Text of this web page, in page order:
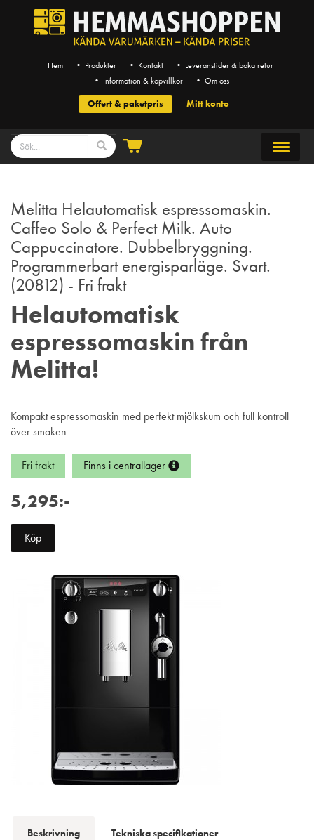
Hem • Produkter • Kontakt
• Leveranstider & boka retur
• Information & köpvillkor
• Om oss
Offert & paketpris Mitt konto
Melitta Helautomatisk espressomaskin.
Caffeo Solo & Perfect Milk. Auto
Cappuccinatore. Dubbelbryggning.
Programmerbart energisparläge. Svart.
(20812) - Fri frakt
Helautomatisk
espressomaskin från
Melitta!
Kompakt espressomaskin med perfekt mjölkskum och full kontroll
över smaken
Fri frakt Finns i centrallager
5,295:-
Köp
Beskrivning Tekniska specifikationer